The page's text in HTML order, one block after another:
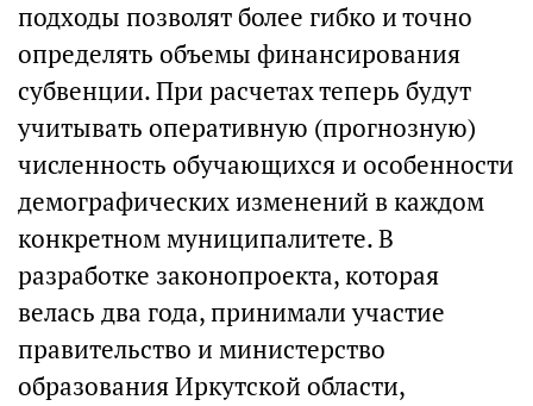
подходы позволят более гибко и точно
определять объемы финансирования
субвенции. При расчетах теперь будут
учитывать оперативную (прогнозную)
численность обучающихся и особенности
демографических изменений в каждом
конкретном муниципалитете. В
разработке законопроекта, которая
велась два года, принимали участие
правительство и министерство
образования Иркутской области,